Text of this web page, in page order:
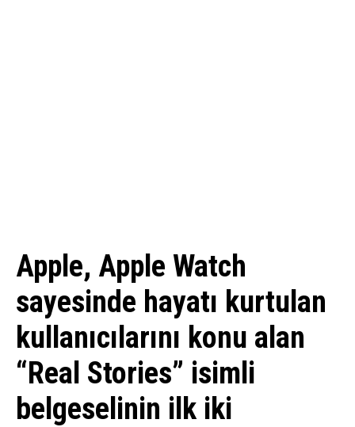
Apple, Apple Watch
sayesinde hayatı kurtulan
kullanıcılarını konu alan
“Real Stories” isimli
belgeselinin ilk iki